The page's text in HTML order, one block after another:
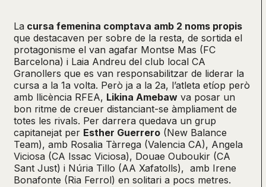
La cursa femenina comptava amb 2 noms propis
que destacaven per sobre de la resta, de sortida el
protagonisme el van agafar Montse Mas (FC
Barcelona) i Laia Andreu del club local CA
Granollers que es van responsabilitzar de liderar la
cursa a la 1a volta. Però ja a la 2a, l’atleta etíop però
amb llicència RFEA, Likina Amebaw va posar un
bon ritme de creuer distanciant-se àmpliament de
totes les rivals. Per darrera quedava un grup
capitanejat per Esther Guerrero (New Balance
Team), amb Rosalia Tàrrega (Valencia CA), Angela
Viciosa (CA Issac Viciosa), Douae Ouboukir (CA
Sant Just) i Núria Tillo (AA Xafatolls), amb Irene
Bonafonte (Ria Ferrol) en solitari a pocs metres.